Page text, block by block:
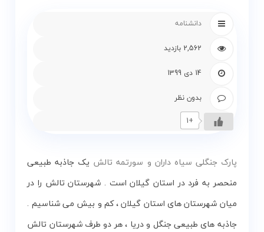
دانشنامه
2,562 بازدید
14 دی 1399
بدون نظر
+1
پارک جنگلی سیاه داران و سورتمه تالشیک جاذبه طبیعی
منحصر به فرد در استان گیلان است . شهرستان تالش را در
میان شهرستان های استان گیلان ، کم و بیش می ‌شناسیم .
جاذبه های طبیعی جنگل و دریا ، هر دو طرف شهرستان تالش
نقشه
گیلان